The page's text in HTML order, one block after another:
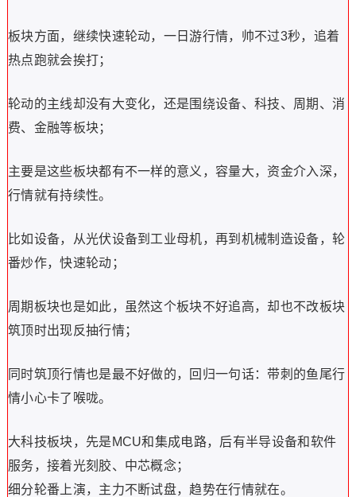
板块方面，继续快速轮动，一日游行情，帅不过3秒，追着
热点跑就会挨打；
轮动的主线却没有大变化，还是围绕设备、科技、周期、消
费、金融等板块；
主要是这些板块都有不一样的意义，容量大，资金介入深，
行情就有持续性。
比如设备，从光伏设备到工业母机，再到机械制造设备，轮
番炒作，快速轮动；
周期板块也是如此，虽然这个板块不好追高，却也不改板块
筑顶时出现反抽行情；
同时筑顶行情也是最不好做的，回归一句话：带刺的鱼尾行
情小心卡了喉咙。
大科技板块，先是MCU和集成电路，后有半导设备和软件
服务，接着光刻胶、中芯概念；
细分轮番上演，主力不断试盘，趋势在行情就在。